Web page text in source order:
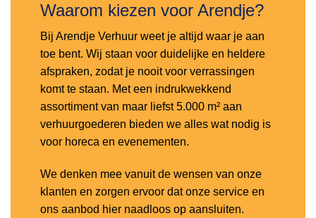
Waarom kiezen voor Arendje?
Bij Arendje Verhuur weet je altijd waar je aan
toe bent. Wij staan voor duidelijke en heldere
afspraken, zodat je nooit voor verrassingen
komt te staan. Met een indrukwekkend
assortiment van maar liefst 5.000 m² aan
verhuurgoederen bieden we alles wat nodig is
voor horeca en evenementen.
We denken mee vanuit de wensen van onze
klanten en zorgen ervoor dat onze service en
ons aanbod hier naadloos op aansluiten.